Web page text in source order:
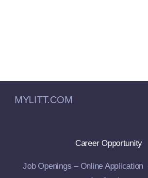
MYLITT.COM
Career Opportunity
Job Openings – Online Application